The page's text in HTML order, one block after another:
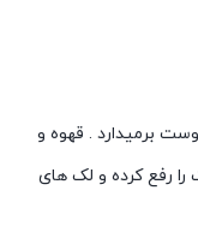
برمیدارد . قهوه و
رفع کرده و لک های